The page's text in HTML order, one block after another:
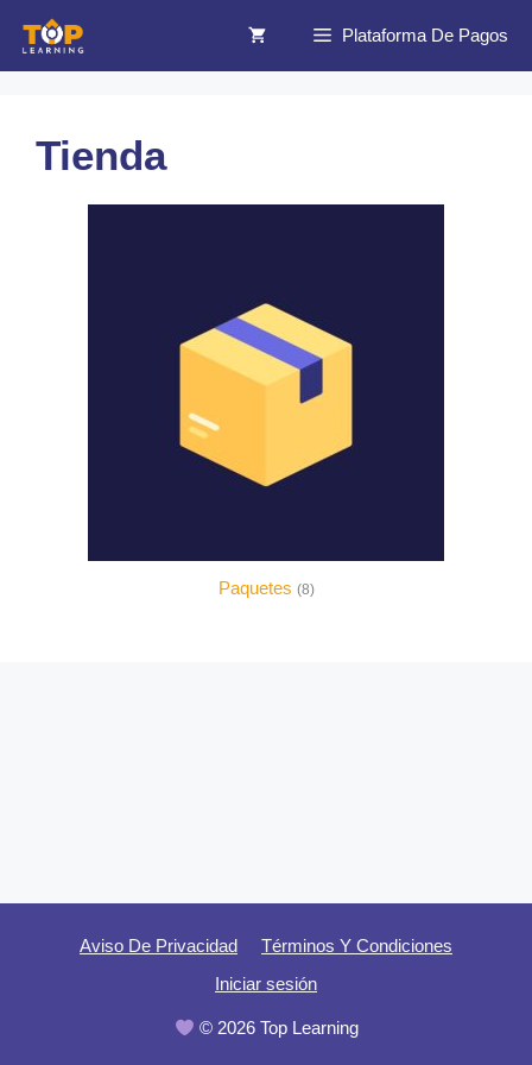
Plataforma De Pagos
Tienda
Paquetes (8)
Aviso De Privacidad
Términos Y Condiciones
Iniciar sesión
© 2026 Top Learning